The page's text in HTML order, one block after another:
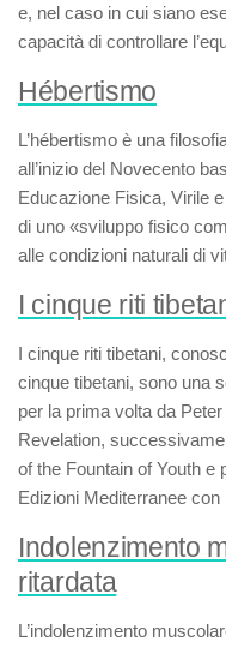
e, nel caso in cui siano
capacità di controllare
Hébertismo
L’hébertismo è una
all’inizio del Novecento
Educazione Fisica, Virile
di uno «sviluppo fisico
alle condizioni naturali di
I cinque riti
I cinque riti tibetani,
cinque tibetani, sono una
per la prima volta da
Revelation,
of the Fountain of Youth e
Edizioni Mediterranee con
Indolenzimento
ritardata
L’indolenzimento